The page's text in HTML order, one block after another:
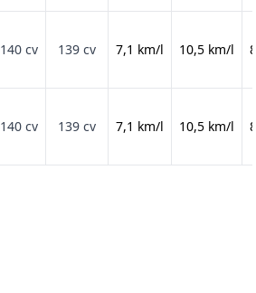
140 cv 139 cv 7,1 km/l 10,5 km/l
140 cv 139 cv 7,1 km/l 10,5 km/l